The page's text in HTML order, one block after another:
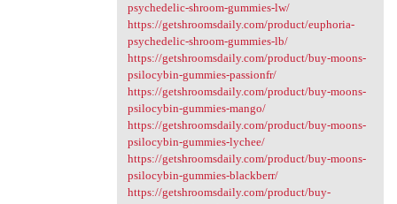
psychedelic-shroom-gummies-lw/
https://getshroomsdaily.com/product/euphoria-
psychedelic-shroom-gummies-lb/
https://getshroomsdaily.com/product/buy-moons-
psilocybin-gummies-passionfr/
https://getshroomsdaily.com/product/buy-moons-
psilocybin-gummies-mango/
https://getshroomsdaily.com/product/buy-moons-
psilocybin-gummies-lychee/
https://getshroomsdaily.com/product/buy-moons-
psilocybin-gummies-blackberr/
https://getshroomsdaily.com/product/buy-